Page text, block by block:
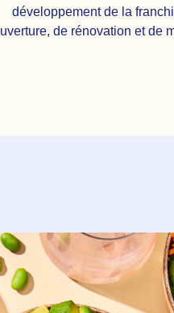
développement de la
de rénovation et de